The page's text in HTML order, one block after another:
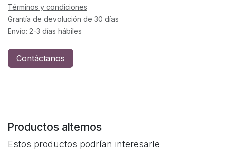
Términos y condiciones
Grantía de devolución de 30 días
Envío: 2-3 días hábiles
Contáctanos
Productos alternos
Estos productos podrían interesarle